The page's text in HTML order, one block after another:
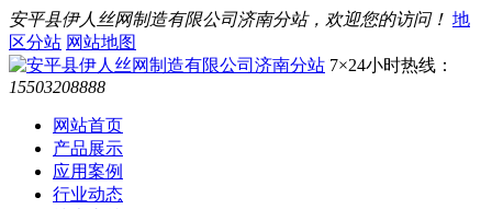
安平县伊人丝网制造有限公司济南分站，欢迎您的访问！ 地
区分站 网站地图
7×24小时热线：
15503208888
网站首页
产品展示
应用案例
行业动态